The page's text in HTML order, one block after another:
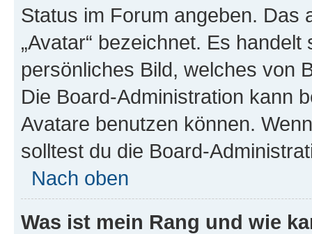
Status im Forum angeben. Das
„Avatar“ bezeichnet. Es
persönliches Bild, welches von
Die Board-Administration kann
Avatare benutzen können.
solltest du die Board-
Nach oben
Was ist mein Rang und wie